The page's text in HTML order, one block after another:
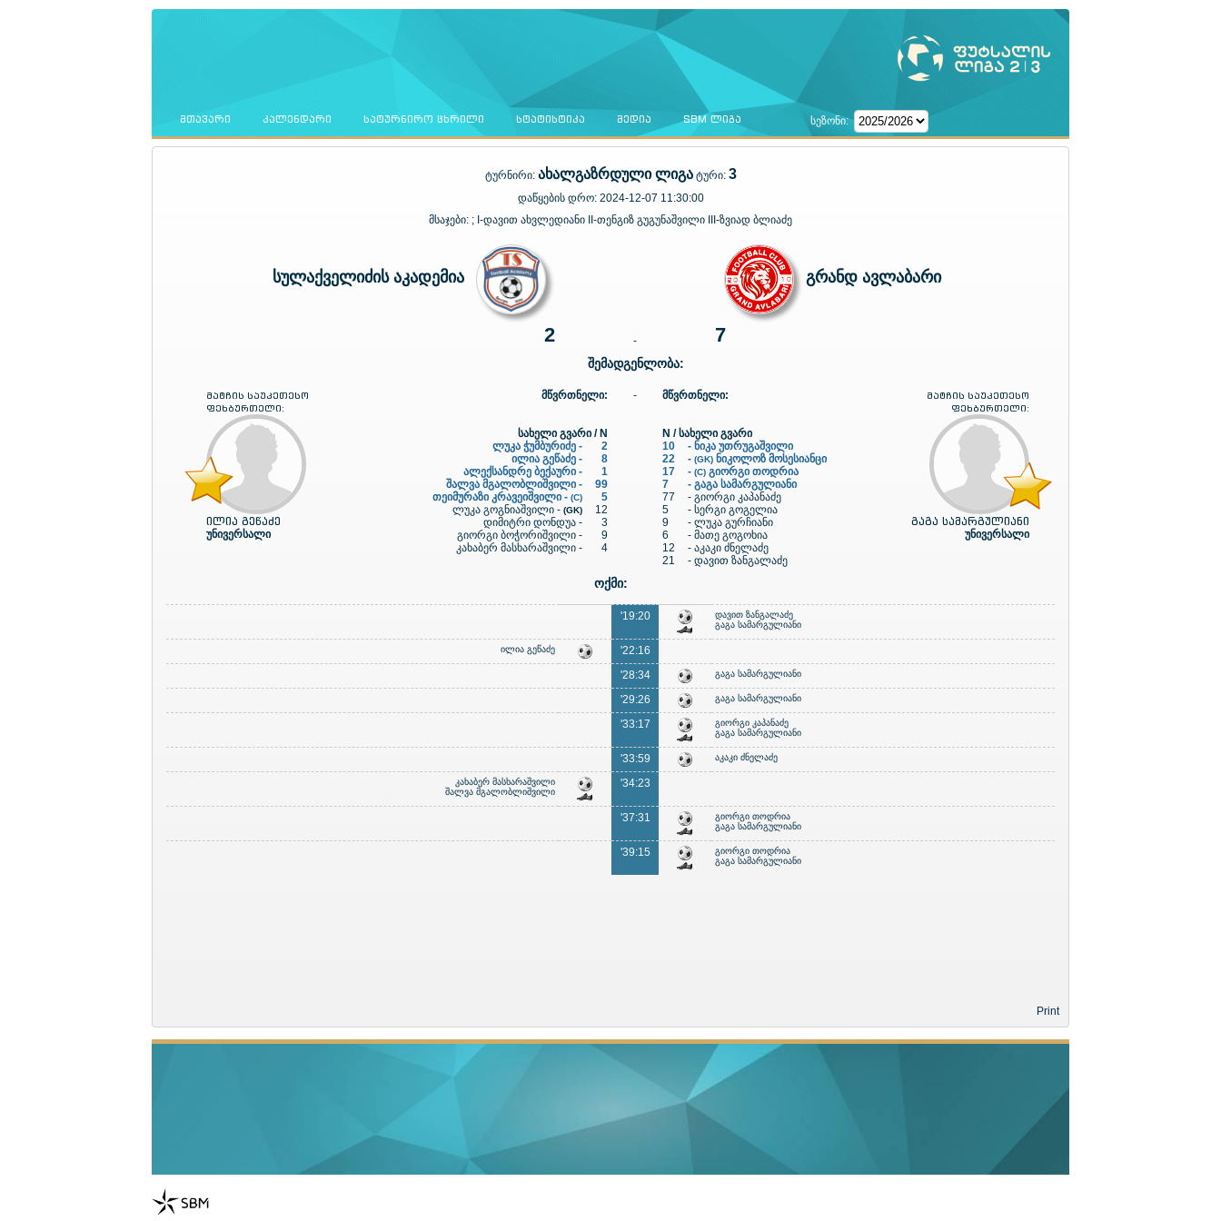
ᲛᲗᲐᲕᲐᲠᲘ ᲙᲐᲚᲔᲜᲓᲐᲠᲘ ᲡᲐᲢᲣᲠᲜᲘᲠᲝ ᲪᲮᲠᲘᲚᲘ ᲡᲢᲐᲢᲘᲡᲢᲘᲙᲐ ᲛᲔᲓᲘᲐ SBM ᲚᲘᲒᲐ სეზონი:
ტურნირი: ახალგაზრდული ლიგა ტური: 3
დაწყების დრო:2024-12-07 11:30:00
მსაჯები: ; I-დავით ახვლედიანი II-თენგიზ გუგუნაშვილი III-ზვიად ბლიაძე
სულაქველიძის აკადემია
2 -
გრანდ ავლაბარი
7
შემადგენლობა:
მატჩის საუკეთესო
ფეხბურთელი:
ილია გეწაძე
უნივერსალი
მწვრთნელი:
სახელი გვარი / N
ლუკა ჭუმბურიძე -
2
ილია გეწაძე -
8
ალექსანდრე ბექაური -
1
შალვა მგალობლიშვილი -
99
თეიმურაზი კრავეიშვილი - (C)
5
ლუკა გოგნიაშვილი - (GK)
12
დიმიტრი დონდუა -
3
გიორგი ბოჭორიშვილი -
9
კახაბერ მასხარაშვილი -
4
-
მატჩის საუკეთესო
ფეხბურთელი:
გაგა სამარგულიანი
უნივერსალი
მწვრთნელი:
N / სახელი გვარი
10
- ნიკა უთრუგაშვილი
22
- (GK) ნიკოლოზ მოსესიანცი
17
- (C) გიორგი თოდრია
7
- გაგა სამარგულიანი
77
- გიორგი კაპანაძე
5
- სერგი გოგელია
9
- ლუკა გურჩიანი
6
- მათე გოგოხია
12
- აკაკი ძნელაძე
21
- დავით ზანგალაძე
ოქმი:
'19:20
დავით ზანგალაძე
გაგა სამარგულიანი
ილია გეწაძე
'22:16
'28:34
გაგა სამარგულიანი
'29:26 გაგა სამარგულიანი
'33:17
გიორგი კაპანაძე
გაგა სამარგულიანი
'33:59 აკაკი ძნელაძე
კახაბერ მასხარაშვილი
შალვა მგალობლიშვილი
'34:23
'37:31
გიორგი თოდრია
გაგა სამარგულიანი
'39:15
გიორგი თოდრია
გაგა სამარგულიანი
Print